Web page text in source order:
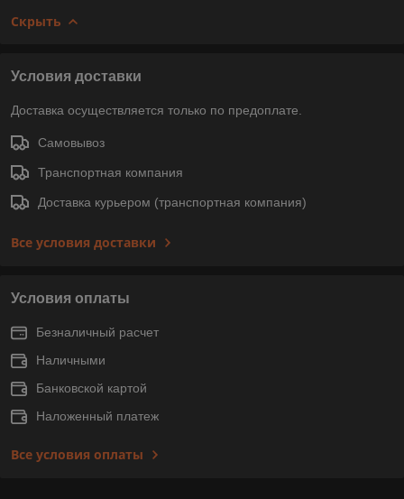
Скрыть
Условия доставки
Доставка осуществляется только по предоплате.
Самовывоз
Транспортная компания
Доставка курьером (транспортная компания)
Все условия доставки
Условия оплаты
Безналичный расчет
Наличными
Банковской картой
Наложенный платеж
Все условия оплаты